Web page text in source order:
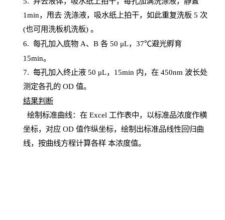
1min，甩去 洗涤液，吸水纸上拍干，如此重复洗板 5 次
(也可用洗板机洗板) 。
6. 每孔加入底物A、B 各 50 μL，37℃避光孵育
15min。
7. 每孔加入终止液 50 μL， 15min 内，在450nm 波长处
测定各孔的 OD 值。
结果判断
绘制标准曲线：在 Excel 工作表中，以标准品浓度作横
坐标，对应OD 值作纵坐标，绘制出标准品线性回归曲
线，按曲线方程计算各样 本浓度值。